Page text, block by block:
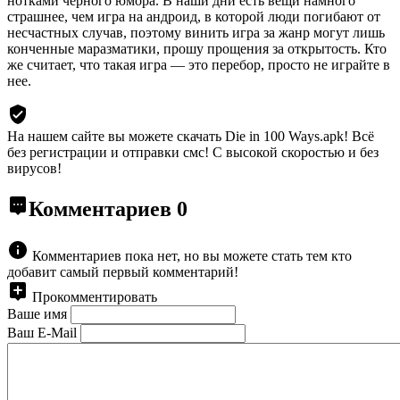
страшнее, чем игра на андроид, в которой люди погибают от
несчастных случав, поэтому винить игра за жанр могут лишь
конченные маразматики, прошу прощения за открытость. Кто
же считает, что такая игра — это перебор, просто не играйте в
нее.
На нашем сайте вы можете скачать Die in 100 Ways.apk! Всё
без регистрации и отправки смс! С высокой скоростью и без
вирусов!
Комментариев 0
Комментариев пока нет, но вы можете стать тем кто
добавит самый первый комментарий!
Прокомментировать
Ваше имя
Ваш E-Mail